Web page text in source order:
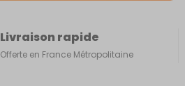
Livraison rapide
Offerte en France Métropolitaine